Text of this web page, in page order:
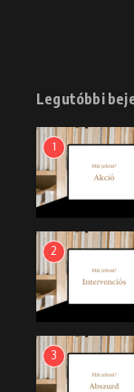
Legutóbbi
1
2
3